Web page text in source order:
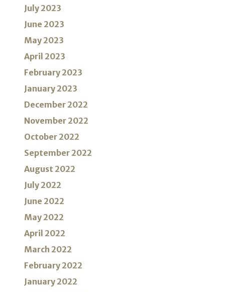
July 2023
June 2023
May 2023
April 2023
February 2023
January 2023
December 2022
November 2022
October 2022
September 2022
August 2022
July 2022
June 2022
May 2022
April 2022
March 2022
February 2022
January 2022